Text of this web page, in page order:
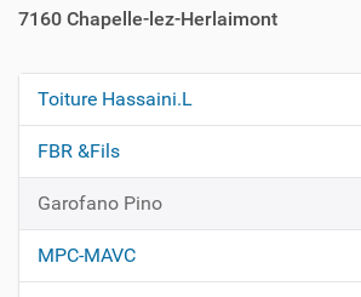
7160 Chapelle-lez-Herlaimont
N
a
v
i
g
a
Toiture Hassaini.L
FBR &Fils
Garofano Pino
MPC-MAVC